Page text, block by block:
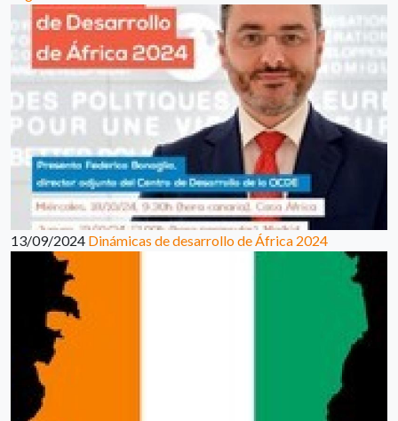
13/09/2024 Dinámicas de desarrollo de África 2024